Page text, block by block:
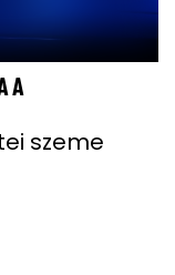
A
szeme